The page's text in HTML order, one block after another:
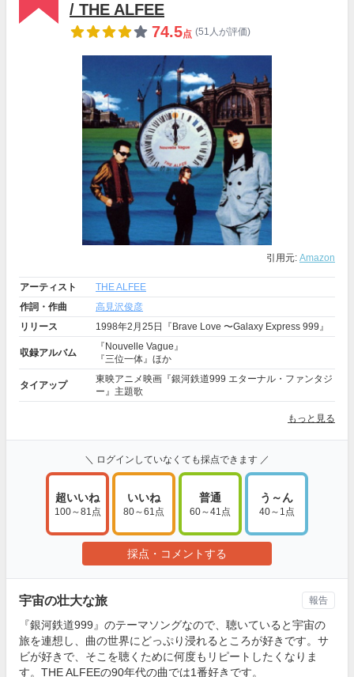
/ THE ALFEE
74.5点 (51人が評価)
引用元: Amazon
アーティスト
THE ALFEE
作詞・作曲
高見沢俊彦
リリース
1998年2月25日『Brave Love 〜Galaxy Express 999』
収録アルバム
『Nouvelle Vague』
『三位一体』ほか
タイアップ
東映アニメ映画『銀河鉄道999 エターナル・ファンタジ
ー』主題歌
もっと見る
＼ ログインしていなくても採点できます ／
超いいね
100～81点
いいね
80～61点
普通
60～41点
う～ん
40～1点
採点・コメントする
宇宙の壮大な旅
『銀河鉄道999』のテーマソングなので、聴いていると宇宙の
旅を連想し、曲の世界にどっぷり浸れるところが好きです。サ
ビが好きで、そこを聴くために何度もリピートしたくなりま
す。THE ALFEEの90年代の曲では1番好きです。
報告